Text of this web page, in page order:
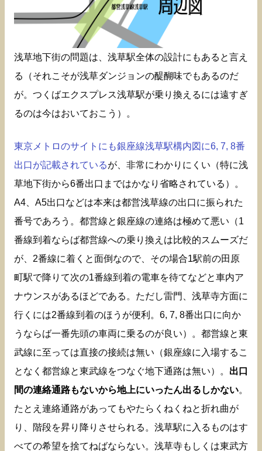
浅草地下街の問題は、浅草駅全体の設計にもあると言え
る（それこそが浅草ダンジョンの醍醐味でもあるのだ
が。つくばエクスプレス浅草駅が乗り換えるには遠すぎ
るのは今はおいておこう）。
東京メトロのサイトにも銀座線浅草駅構内図に6, 7, 8番
出口が記載されているが、非常にわかりにくい（特に浅
草地下街から6番出口まではかなり省略されている）。
A4、A5出口などは本来は都営浅草線の出口に振られた
番号であろう。都営線と銀座線の連絡は極めて悪い（1
番線到着ならば都営線への乗り換えは比較的スムーズだ
が、2番線に着くと面倒なので、その場合1駅前の田原
町駅で降りて次の1番線到着の電車を待てなどと車内ア
ナウンスがあるほどである。ただし雷門、浅草寺方面に
行くには2番線到着のほうが便利。6, 7, 8番出口に向か
うならば一番先頭の車両に乗るのが良い）。都営線と東
武線に至っては直接の接続は無い（銀座線に入場するこ
となく都営線と東武線をつなぐ地下通路は無い）。 出口
間の連絡通路もないから地上にいったん出るしかない。
たとえ連絡通路があってもやたらくねくねと折れ曲が
り、階段を昇り降りさせられる。浅草駅に入るものはす
べての希望を捨てねばならない。浅草寺もしくは東武方